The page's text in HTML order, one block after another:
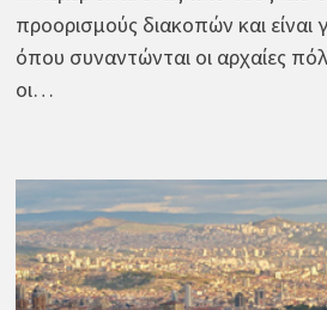
προορισμούς διακοπών και
όπου συναντώνται οι αρχαίες
οι…